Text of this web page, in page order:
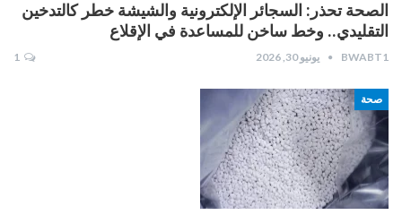
الصحة تحذر: السجائر الإلكترونية والشيشة خطر كالتدخين
التقليدي.. وخط ساخن للمساعدة في الإقلاع
BWABT1 يونيو 30, 2026
صحة